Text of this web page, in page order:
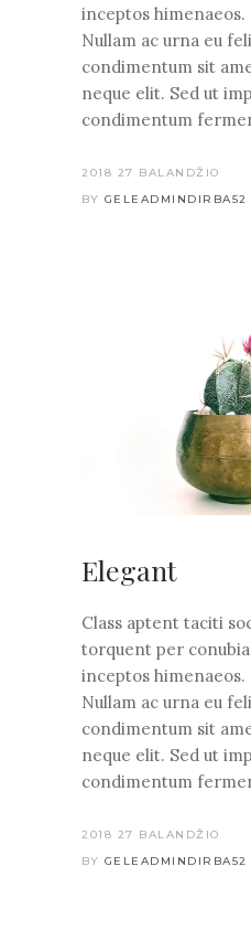
inceptos
Nullam ac urna eu
condimentum sit
neque elit. Sed ut
condimentum
2018 27 BALANDŽIO
BY GELEADMINDIRBA52
Elegant
Class aptent taciti
torquent per
inceptos
Nullam ac urna eu
condimentum sit
neque elit. Sed ut
condimentum
2018 27 BALANDŽIO
BY GELEADMINDIRBA52